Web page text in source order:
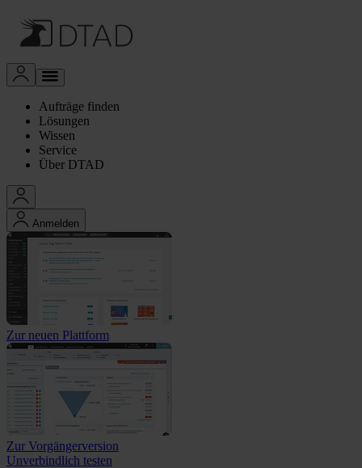
Aufträge finden
Lösungen
Wissen
Service
Über DTAD
Anmelden
Zur neuen Plattform
Zur Vorgängerversion
Unverbindlich testen